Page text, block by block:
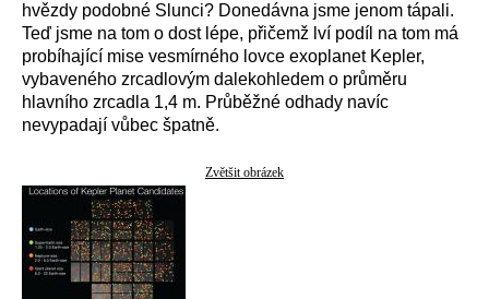
hvězdy podobné Slunci? Donedávna jsme jenom tápali.
Teď jsme na tom o dost lépe, přičemž lví podíl na tom má
probíhající mise vesmírného lovce exoplanet Kepler,
vybaveného zrcadlovým dalekohledem o průměru
hlavního zrcadla 1,4 m. Průběžné odhady navíc
nevypadají vůbec špatně.
Zvětšit obrázek